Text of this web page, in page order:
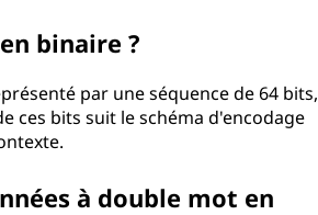
binaire ?
par une séquence de 64 bits,
ces bits suit le schéma d'encodage
à double mot en